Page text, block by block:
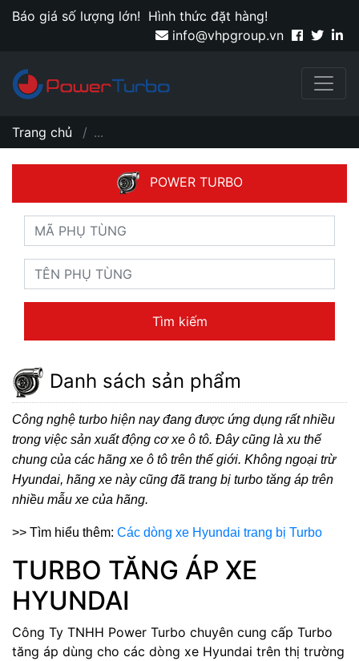
Báo giá số lượng lớn! Hình thức đặt hàng!
info@vhpgroup.vn
Trang chủ ...
POWER TURBO
Tìm kiếm
Danh sách sản phẩm
Công nghệ turbo hiện nay đang được ứng dụng rất nhiều
trong việc sản xuất động cơ xe ô tô. Đây cũng là xu thế
chung của các hãng xe ô tô trên thế giới. Không ngoại trừ
Hyundai, hãng xe này cũng đã trang bị turbo tăng áp trên
nhiều mẫu xe của hãng.
>> Tìm hiểu thêm: Các dòng xe Hyundai trang bị Turbo
TURBO TĂNG ÁP XE
HYUNDAI
Công Ty TNHH Power Turbo chuyên cung cấp Turbo
tăng áp dùng cho các dòng xe Hyundai trên thị trường